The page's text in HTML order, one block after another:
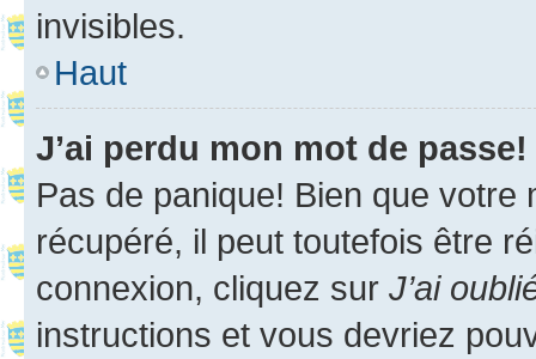
invisibles.
Haut
J’ai perdu mon mot de passe!
Pas de panique! Bien que
récupéré, il peut toutefois être
connexion, cliquez sur J’ai
instructions et vous devriez